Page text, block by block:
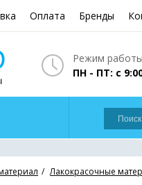
Оплата Бренды
Режим
ПН - ПТ: с
Лакокрасочные